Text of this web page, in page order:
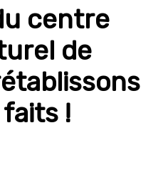
centre
de
!